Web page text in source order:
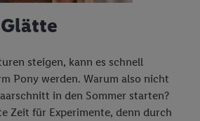
steigen, kann es schnell
Pony werden. Warum also nicht
in den Sommer starten?
Zeit für Experimente, denn durch